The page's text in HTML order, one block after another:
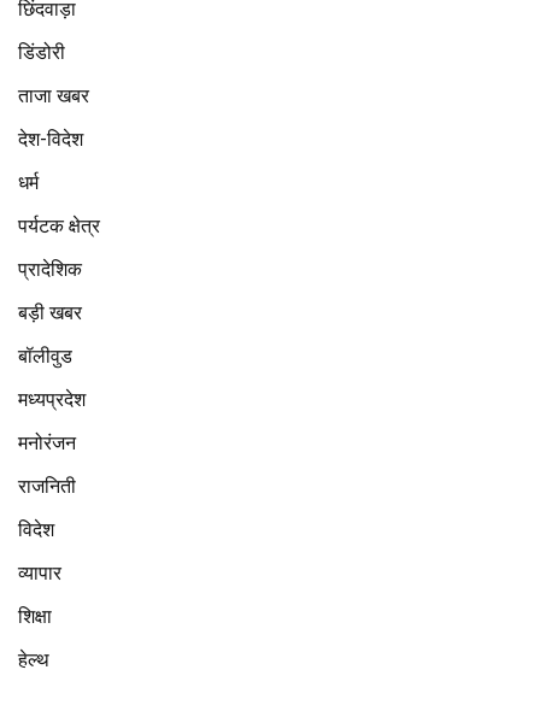
छिंदवाड़ा
डिंडोरी
ताजा खबर
देश-विदेश
धर्म
पर्यटक क्षेत्र
प्रादेशिक
बड़ी खबर
बॉलीवुड
मध्यप्रदेश
मनोरंजन
राजनिती
विदेश
व्यापार
शिक्षा
हेल्थ